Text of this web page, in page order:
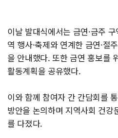
이날 발대식에서는 금연·금주
역 행사·축제와 연계한 금연·절
을 안내했다. 또한 금연 홍보를
활동계획을 공유했다.
이와 함께 참여자 간 간담회를
방안을 논의하며 지역사회 건강
를 다졌다.